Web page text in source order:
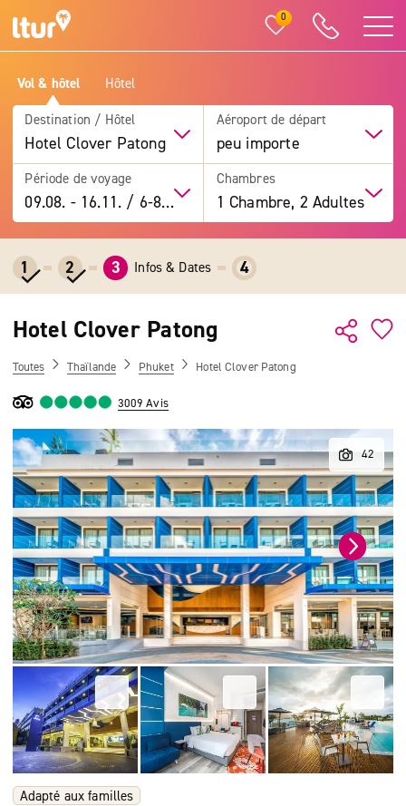
0
Vol & hôtel Hôtel
Destination / Hôtel
Hotel Clover Patong
Aéroport de départ
peu importe
Période de voyage
09.08. -16.11. / 6-8 jours
Chambres
1 Chambre, 2 Adultes
1 2 3 Infos & Dates 4
Hotel Clover Patong
Toutes Thaïlande Phuket Hotel Clover Patong
3009 Avis
Adapté aux familles